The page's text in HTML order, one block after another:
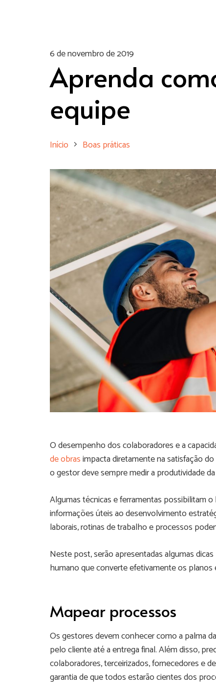
6 de novembro de 2019
Aprenda
equipe
Início Boas práticas
O desempenho dos colaboradores e a
de obrasimpacta diretamente na satisfação
o gestor deve sempre medir a produtividade
Algumas técnicas e ferramentas possibilitam
informações úteis ao desenvolvimento
laborais, rotinas de trabalho e processos
Neste post, serão apresentadas algumas
humano que converte efetivamente os planos
Mapear processos
Os gestores devem conhecer como a palma
pelo cliente até a entrega final. Além disso,
colaboradores, terceirizados, fornecedores e
garantia de que todos estarão cientes dos